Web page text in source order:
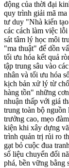
động của thời đại
quy trình giải mã ma
tư duy "Nhà kiến
các cách làm việc
sát tâm lý học môi
"ma thuật" để dồn
tối ưu hóa kết quả
tập trung sâu vào
nhân và tối ưu hóa
kịch bản xử lý từ
hàng tồn" những
nhuận thấp với giá
trung toàn bộ nguồn
trưởng cao, mẹo
kiện khi xây dựng
trình quản trị rủi ro
gạt bỏ cuộc đua
số liệu chuyển đổi
phá, bền vững bằng